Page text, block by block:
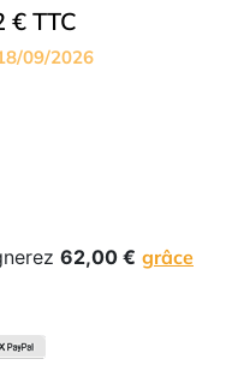
€ TTC
09/2026
62,00 € grâce